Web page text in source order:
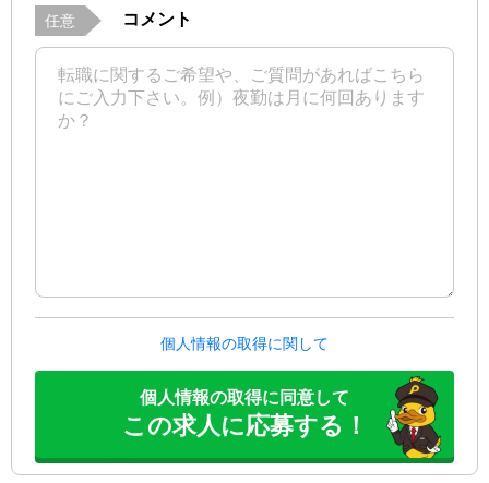
任意 コメント
個人情報の取得に関して
個人情報の取得に同意して
この求人に応募する！